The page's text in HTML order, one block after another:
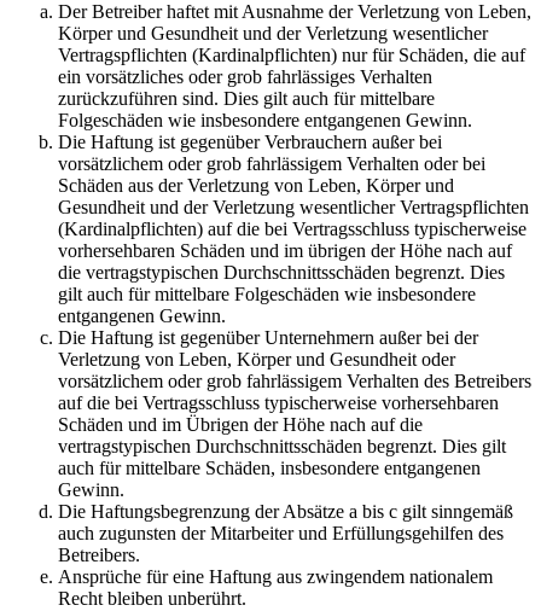
Der Betreiber haftet mit Ausnahme der Verletzung von Leben,
Körper und Gesundheit und der Verletzung wesentlicher
Vertragspflichten (Kardinalpflichten) nur für Schäden, die auf
ein vorsätzliches oder grob fahrlässiges Verhalten
zurückzuführen sind. Dies gilt auch für mittelbare
Folgeschäden wie insbesondere entgangenen Gewinn.
Die Haftung ist gegenüber Verbrauchern außer bei
vorsätzlichem oder grob fahrlässigem Verhalten oder bei
Schäden aus der Verletzung von Leben, Körper und
Gesundheit und der Verletzung wesentlicher Vertragspflichten
(Kardinalpflichten) auf die bei Vertragsschluss typischerweise
vorhersehbaren Schäden und im übrigen der Höhe nach auf
die vertragstypischen Durchschnittsschäden begrenzt. Dies
gilt auch für mittelbare Folgeschäden wie insbesondere
entgangenen Gewinn.
Die Haftung ist gegenüber Unternehmern außer bei der
Verletzung von Leben, Körper und Gesundheit oder
vorsätzlichem oder grob fahrlässigem Verhalten des Betreibers
auf die bei Vertragsschluss typischerweise vorhersehbaren
Schäden und im Übrigen der Höhe nach auf die
vertragstypischen Durchschnittsschäden begrenzt. Dies gilt
auch für mittelbare Schäden, insbesondere entgangenen
Gewinn.
Die Haftungsbegrenzung der Absätze a bis c gilt sinngemäß
auch zugunsten der Mitarbeiter und Erfüllungsgehilfen des
Betreibers.
Ansprüche für eine Haftung aus zwingendem nationalem
Recht bleiben unberührt.